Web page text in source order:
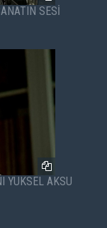
SESİ
YÜKSEL AKSU